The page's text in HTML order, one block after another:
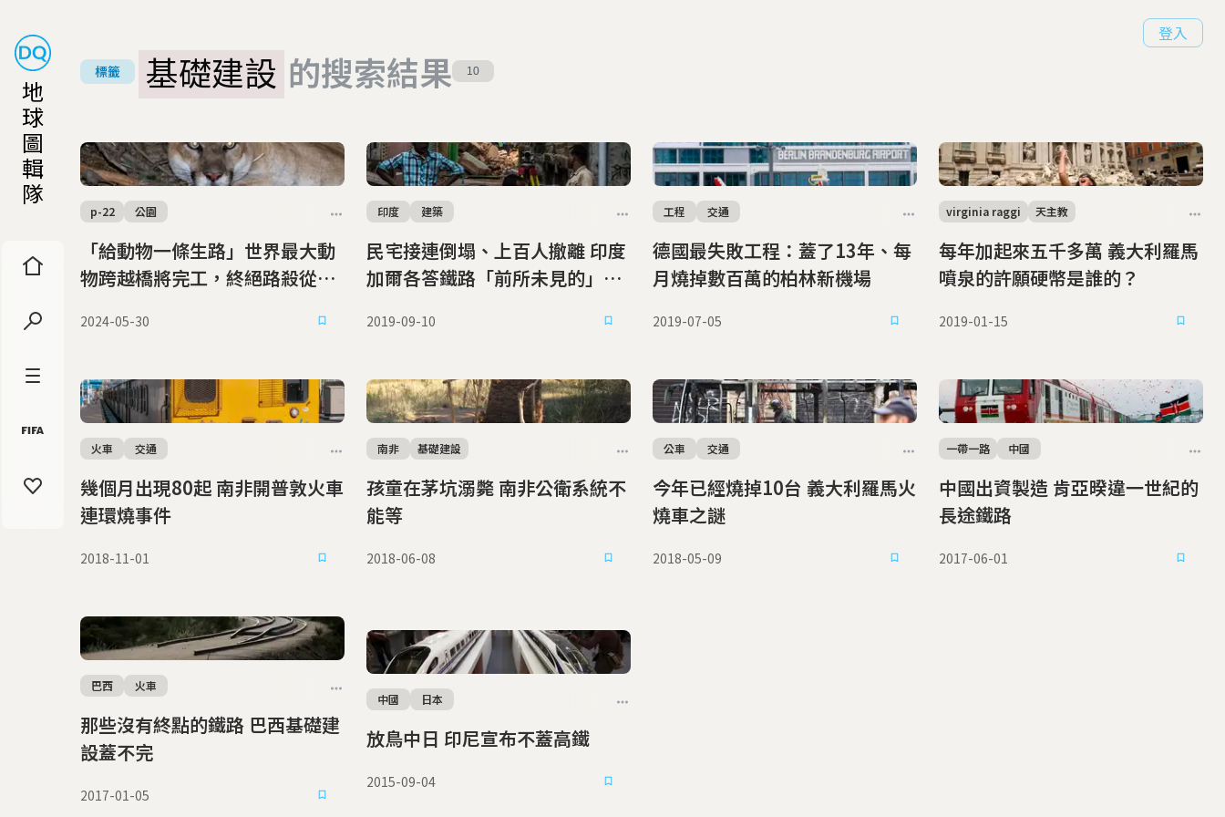
地
球
圖
輯
隊
登入
標籤 基礎建設 的搜索結果 10
「給動物一條生路」世界最大動
物跨越橋將完工，終絕路殺從美
p-22 公園
2024-05-30
民宅接連倒塌、上百人撤離 印度
加爾各答鐵路「前所未見的」工
印度 建築
2019-09-10
德國最失敗工程：蓋了13年、每
月燒掉數百萬的柏林新機場
工程 交通
2019-07-05
每年加起來五千多萬 義大利羅馬
噴泉的許願硬幣是誰的？
virginia raggi 天主教
2019-01-15
幾個月出現80起 南非開普敦火車
連環燒事件
火車 交通
2018-11-01
孩童在茅坑溺斃 南非公衛系統不
能等
南非 基礎建設
2018-06-08
今年已經燒掉10台 義大利羅馬火
燒車之謎
公車 交通
2018-05-09
中國出資製造 肯亞暌違一世紀的
長途鐵路
一帶一路 中國
2017-06-01
那些沒有終點的鐵路 巴西基礎建
設蓋不完
巴西 火車
2017-01-05
放鳥中日 印尼宣布不蓋高鐵
中國 日本
2015-09-04